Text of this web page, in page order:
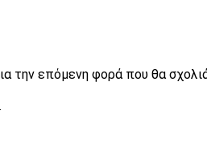
την επόμενη φορά που θα